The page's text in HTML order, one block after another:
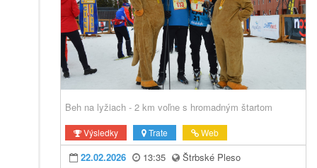
Beh na lyžiach - 2 km voľne s hromadným štartom
Výsledky Trate Web
22.02.2026 13:35 Štrbské Pleso